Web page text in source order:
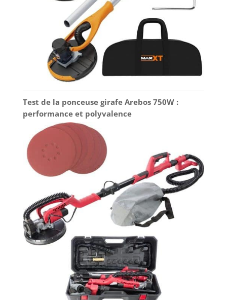
Test de la ponceuse girafe Arebos 750W :
performance et polyvalence